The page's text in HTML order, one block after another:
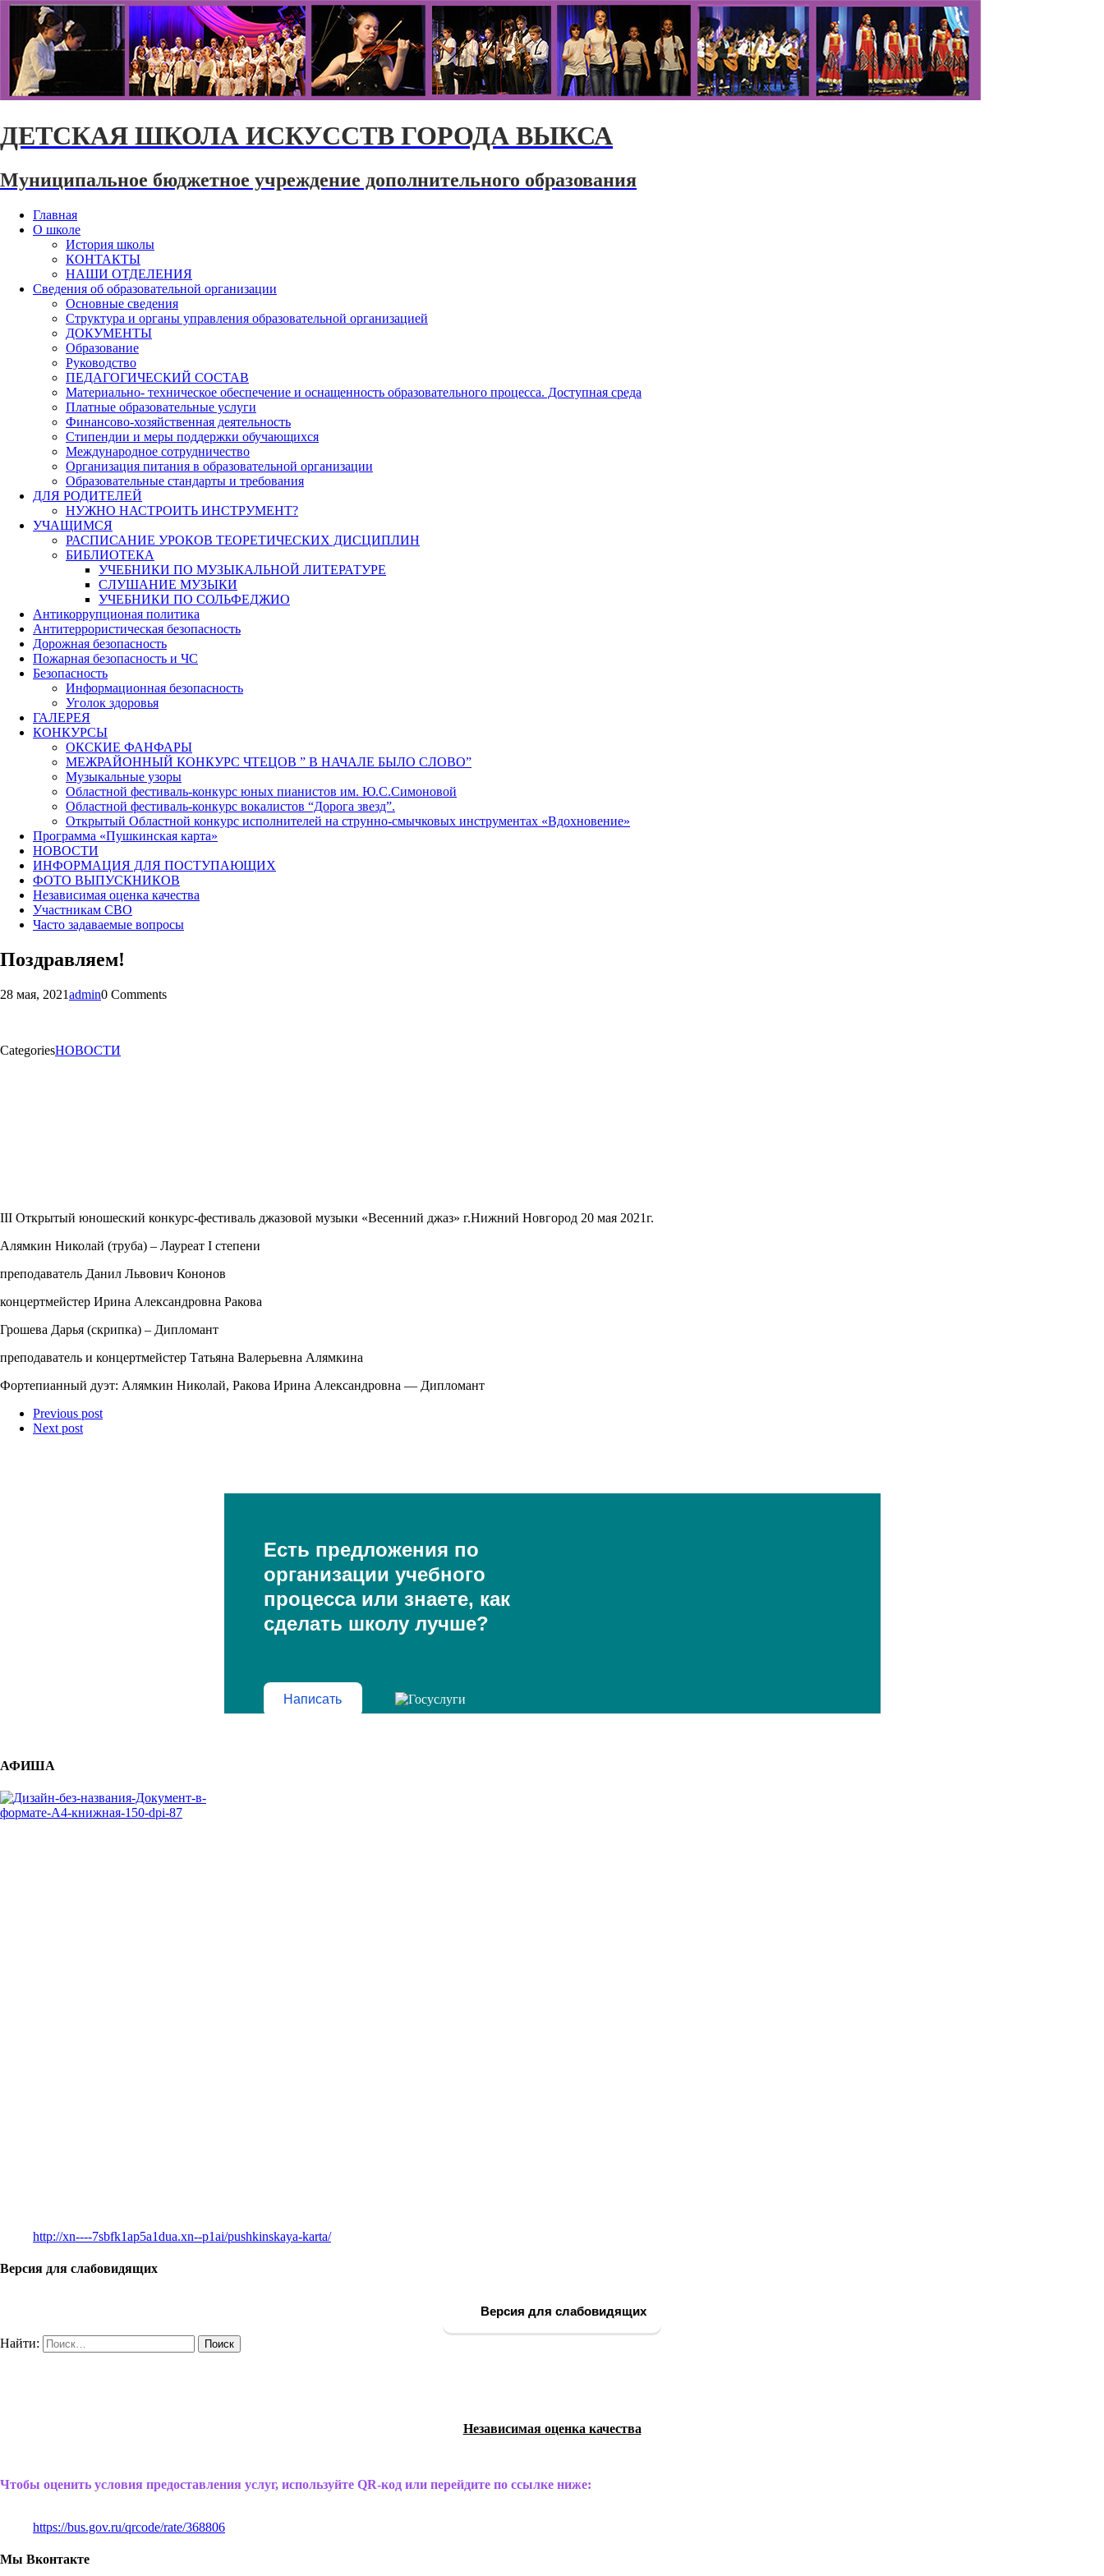
ДЕТСКАЯ ШКОЛА ИСКУССТВ ГОРОДА ВЫКСА
Муниципальное бюджетное учреждение дополнительного образования
Главная
О школе
История школы
КОНТАКТЫ
НАШИ ОТДЕЛЕНИЯ
Сведения об образовательной организации
Основные сведения
Структура и органы управления образовательной организацией
ДОКУМЕНТЫ
Образование
Руководство
ПЕДАГОГИЧЕСКИЙ СОСТАВ
Материально- техническое обеспечение и оснащенность образовательного процесса. Доступная среда
Платные образовательные услуги
Финансово-хозяйственная деятельность
Стипендии и меры поддержки обучающихся
Международное сотрудничество
Организация питания в образовательной организации
Образовательные стандарты и требования
ДЛЯ РОДИТЕЛЕЙ
НУЖНО НАСТРОИТЬ ИНСТРУМЕНТ?
УЧАЩИМСЯ
РАСПИСАНИЕ УРОКОВ ТЕОРЕТИЧЕСКИХ ДИСЦИПЛИН
БИБЛИОТЕКА
УЧЕБНИКИ ПО МУЗЫКАЛЬНОЙ ЛИТЕРАТУРЕ
СЛУШАНИЕ МУЗЫКИ
УЧЕБНИКИ ПО СОЛЬФЕДЖИО
Антикоррупционая политика
Антитеррористическая безопасность
Дорожная безопасность
Пожарная безопасность и ЧС
Безопасность
Информационная безопасность
Уголок здоровья
ГАЛЕРЕЯ
КОНКУРСЫ
ОКСКИЕ ФАНФАРЫ
МЕЖРАЙОННЫЙ КОНКУРС ЧТЕЦОВ ” В НАЧАЛЕ БЫЛО СЛОВО”
Музыкальные узоры
Областной фестиваль-конкурс юных пианистов им. Ю.С.Симоновой
Областной фестиваль-конкурс вокалистов “Дорога звезд”.
Открытый Областной конкурс исполнителей на струнно-смычковых инструментах «Вдохновение»
Программа «Пушкинская карта»
НОВОСТИ
ИНФОРМАЦИЯ ДЛЯ ПОСТУПАЮЩИХ
ФОТО ВЫПУСКНИКОВ
Независимая оценка качества
Участникам СВО
Часто задаваемые вопросы
Поздравляем!
28 мая, 2021admin0 Comments
CategoriesНОВОСТИ
III Открытый юношеский конкурс-фестиваль джазовой музыки «Весенний джаз» г.Нижний Новгород 20 мая 2021г.
Алямкин Николай (труба) – Лауреат I степени
преподаватель Данил Львович Кононов
концертмейстер Ирина Александровна Ракова
Грошева Дарья (скрипка) – Дипломант
преподаватель и концертмейстер Татьяна Валерьевна Алямкина
Фортепианный дуэт: Алямкин Николай, Ракова Ирина Александровна — Дипломант
Previous post
Next post
Есть предложения по
организации учебного
процесса или знаете, как
сделать школу лучше?
Написать
АФИША
http://xn----7sbfk1ap5a1dua.xn--p1ai/pushkinskaya-karta/
Версия для слабовидящих
Версия для слабовидящих
Найти:
Независимая оценка качества
Чтобы оценить условия предоставления услуг, используйте QR-код или перейдите по ссылке ниже:
https://bus.gov.ru/qrcode/rate/368806
Мы Вконтакте